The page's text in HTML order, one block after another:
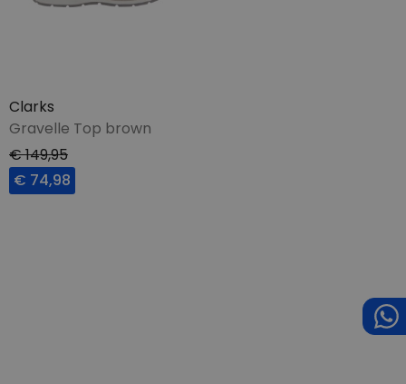
Clarks
Gravelle Top brown
€ 149,95
€ 74,98